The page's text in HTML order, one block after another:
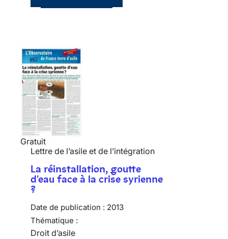
Gratuit
Lettre de l’asile et de l’intégration
La réinstallation, goutte
d'eau face à la crise syrienne
?
Date de publication : 2013
Thématique :
Droit d’asile